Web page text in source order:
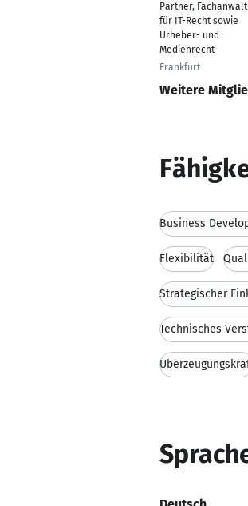
Partner, Fachanwalt
für IT-Recht sowie
Urheber- und
Medienrecht
Frankfurt
Weitere
Business
Flexibilität
Strategischer
Technisches